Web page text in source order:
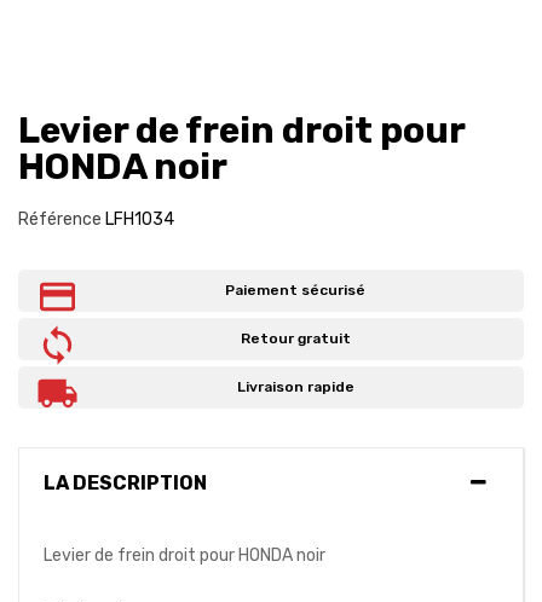
Levier de frein droit pour
HONDA noir
Référence LFH1034
Paiement sécurisé
Retour gratuit
Livraison rapide
LA DESCRIPTION
Levier de frein droit pour HONDA noir